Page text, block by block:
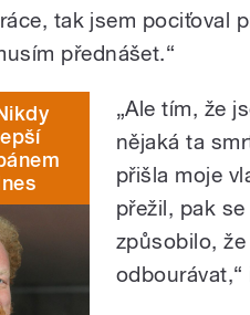
tak jsem pociťoval
přednášet.“
„Ale tím, že
nějaká ta
přišla moje
přežil, pak
způsobilo,
odbourávat,“